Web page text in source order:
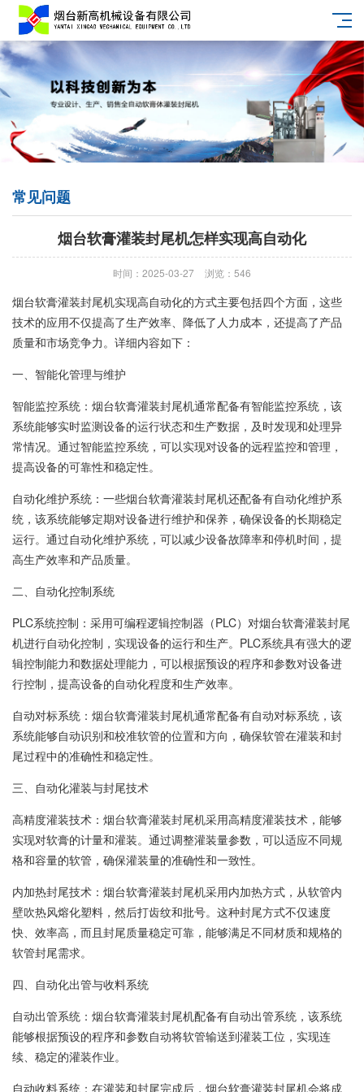
常见问题
烟台软膏灌装封尾机怎样实现高自动化
时间：2025-03-27 浏览：546
烟台软膏灌装封尾机实现高自动化的方式主要包括四个方面，这些
技术的应用不仅提高了生产效率、降低了人力成本，还提高了产品
质量和市场竞争力。详细内容如下：
一、智能化管理与维护
智能监控系统：烟台软膏灌装封尾机通常配备有智能监控系统，该
系统能够实时监测设备的运行状态和生产数据，及时发现和处理异
常情况。通过智能监控系统，可以实现对设备的远程监控和管理，
提高设备的可靠性和稳定性。
自动化维护系统：一些烟台软膏灌装封尾机还配备有自动化维护系
统，该系统能够定期对设备进行维护和保养，确保设备的长期稳定
运行。通过自动化维护系统，可以减少设备故障率和停机时间，提
高生产效率和产品质量。
二、自动化控制系统
PLC系统控制：采用可编程逻辑控制器（PLC）对烟台软膏灌装封尾
机进行自动化控制，实现设备的运行和生产。PLC系统具有强大的逻
辑控制能力和数据处理能力，可以根据预设的程序和参数对设备进
行控制，提高设备的自动化程度和生产效率。
自动对标系统：烟台软膏灌装封尾机通常配备有自动对标系统，该
系统能够自动识别和校准软管的位置和方向，确保软管在灌装和封
尾过程中的准确性和稳定性。
三、自动化灌装与封尾技术
高精度灌装技术：烟台软膏灌装封尾机采用高精度灌装技术，能够
实现对软膏的计量和灌装。通过调整灌装量参数，可以适应不同规
格和容量的软管，确保灌装量的准确性和一致性。
内加热封尾技术：烟台软膏灌装封尾机采用内加热方式，从软管内
壁吹热风熔化塑料，然后打齿纹和批号。这种封尾方式不仅速度
快、效率高，而且封尾质量稳定可靠，能够满足不同材质和规格的
软管封尾需求。
四、自动化出管与收料系统
自动出管系统：烟台软膏灌装封尾机配备有自动出管系统，该系统
能够根据预设的程序和参数自动将软管输送到灌装工位，实现连
续、稳定的灌装作业。
自动收料系统：在灌装和封尾完成后，烟台软膏灌装封尾机会将成